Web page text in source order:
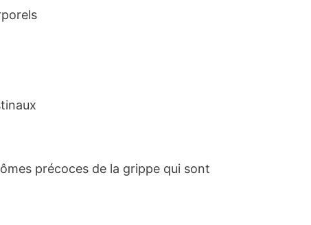
précoces de la grippe qui sont